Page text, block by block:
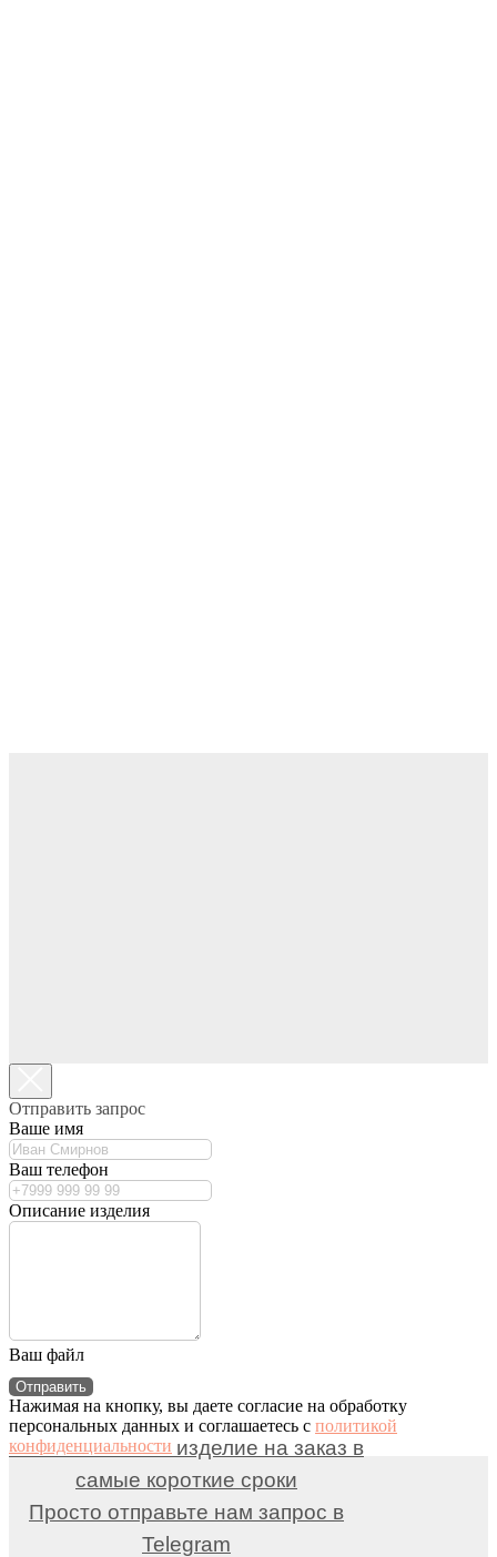
Отправить запрос
Выполним ваше изделие на заказ в
самые короткие сроки
Просто отправьте нам запрос в
Telegram
Отправить запрос
Ваше имя
Ваш телефон
Описание изделия
Ваш файл
Отправить
Нажимая на кнопку, вы даете согласие на обработку
персональных данных и соглашаетесь c политикой
конфиденциальности